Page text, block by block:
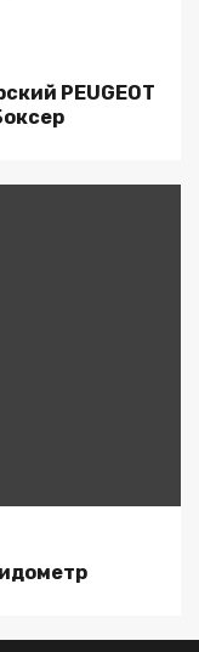
PEUGEOT